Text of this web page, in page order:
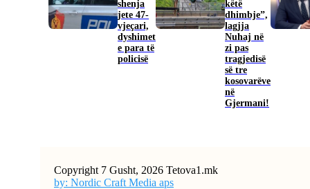
shenja
jete 47-
vjeçari,
dyshimet
e para të
policisë
këtë
dhimbje”,
lagjja
Nuhaj në
zi pas
tragjedisë
së tre
kosovarëve
në
Gjermani!
Copyright 7 Gusht, 2026 Tetova1.mk
by: Nordic Craft Media aps